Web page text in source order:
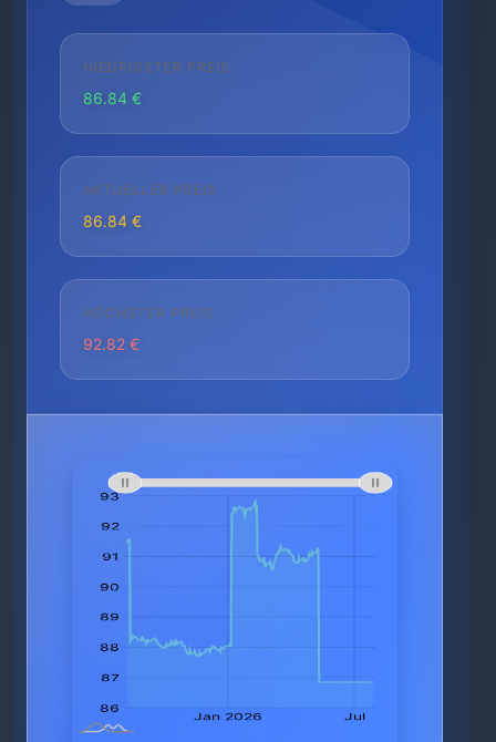
NIEDRIGSTER PREIS
86.84 €
AKTUELLER PREIS
86.84 €
HÖCHSTER PREIS
92.82 €